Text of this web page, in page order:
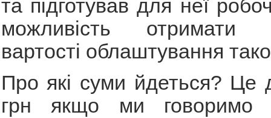
та підготував для неї
можливість отримати
вартості облаштування
Про які суми йдеться? Це
грн якщо ми говоримо